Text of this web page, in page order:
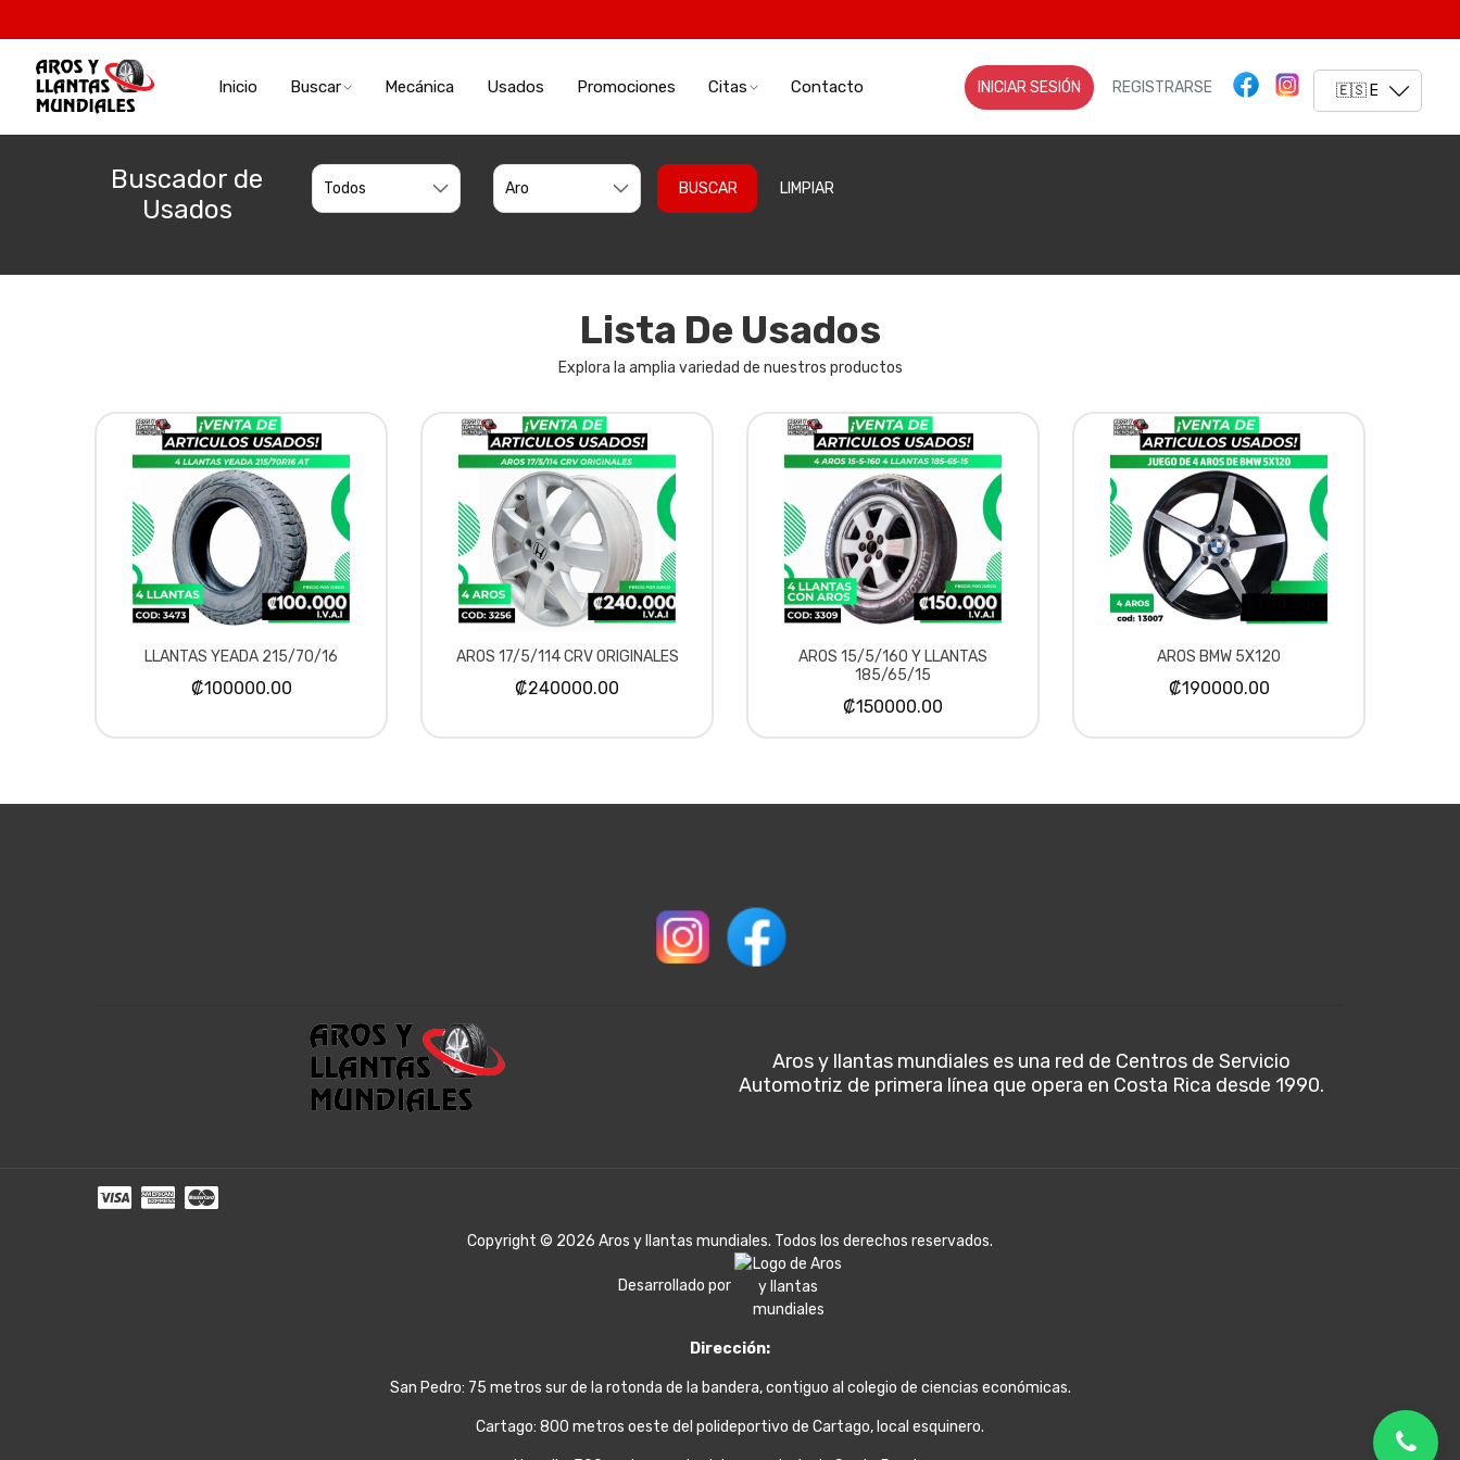
Inicio Buscar Mecánica Usados Promociones Citas Contacto INICIAR SESIÓN REGISTRARSE
Buscador de
Usados
BUSCAR LIMPIAR
Lista De Usados
Explora la amplia variedad de nuestros productos
LLANTAS YEADA 215/70/16
₡100000.00
AROS 17/5/114 CRV ORIGINALES
₡240000.00
AROS 15/5/160 Y LLANTAS
185/65/15
₡150000.00
AROS BMW 5X120
₡190000.00
Aros y llantas mundiales es una red de Centros de Servicio
Automotriz de primera línea que opera en Costa Rica desde 1990.
Copyright © 2026 Aros y llantas mundiales. Todos los derechos reservados.
Desarrollado por
Dirección:
San Pedro: 75 metros sur de la rotonda de la bandera, contiguo al colegio de ciencias económicas.
Cartago: 800 metros oeste del polideportivo de Cartago, local esquinero.